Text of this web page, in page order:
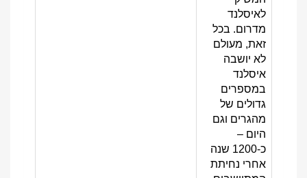
לאיסלנד
מדרום. בכל
זאת, מעולם
לא יושבה
איסלנד
במספרים
גדולים של
מהגרים וגם
היום –
כ-1200 שנה
אחרי נחיתת